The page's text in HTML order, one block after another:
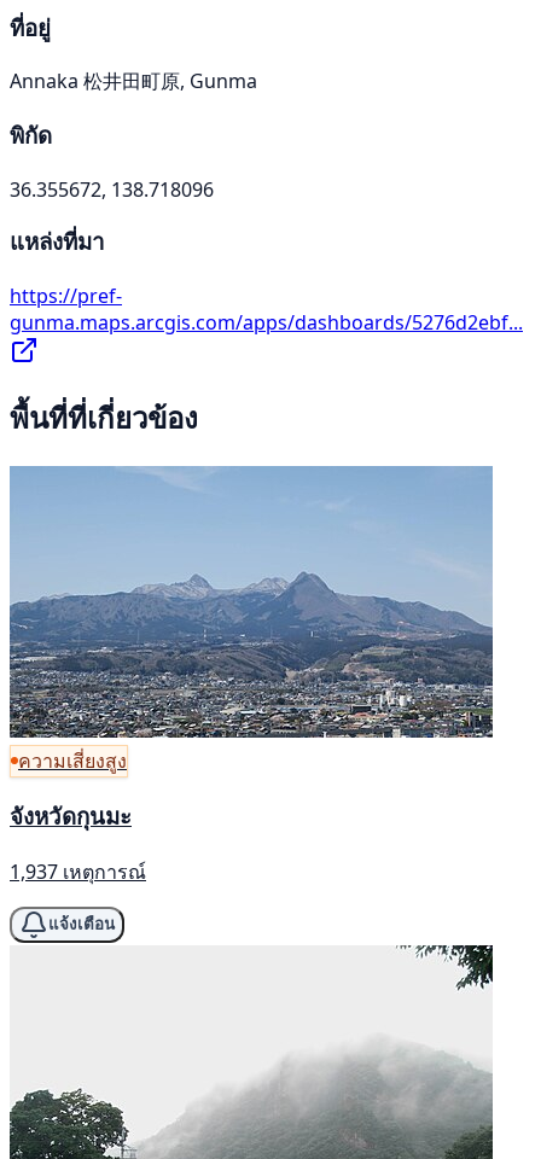
ที่อยู่
Annaka 松井田町原, Gunma
พิกัด
36.355672, 138.718096
แหล่งที่มา
https://pref-
gunma.maps.arcgis.com/apps/dashboards/5276d2ebf...
พื้นที่ที่เกี่ยวข้อง
ความเสี่ยงสูง
จังหวัดกุนมะ
1,937 เหตุการณ์
แจ้งเตือน